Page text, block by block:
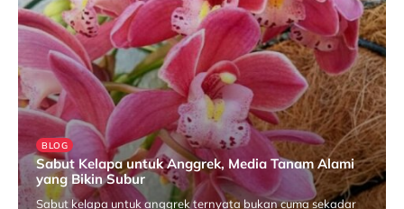
BLOG
Sabut Kelapa untuk Anggrek, Media Tanam Alami
yang Bikin Subur
Sabut kelapa untuk anggrek ternyata bukan cuma sekadar